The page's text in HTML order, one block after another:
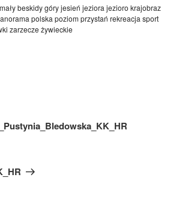
beskidygóryjesień jeziora jezioro krajobraz
polska poziomprzystań rekreacja sport
zarzecze żywieckie